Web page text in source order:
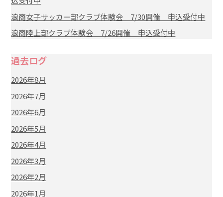
浪商女子サッカー部クラブ体験会 7/30開催 申込受付中
浪商陸上部クラブ体験会 7/26開催 申込受付中
過去ログ
2026年8月
2026年7月
2026年6月
2026年5月
2026年4月
2026年3月
2026年2月
2026年1月